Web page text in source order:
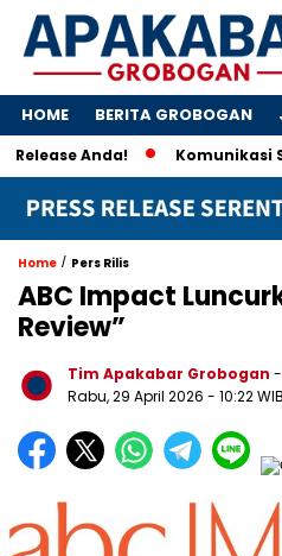
HOME BERITA GROBOGAN
Anda! Komunikasi
Home / Pers Rilis
ABC Impact
Review”
Tim Apakabar Grobogan
Rabu, 29 April 2026 - 10:22 WIB